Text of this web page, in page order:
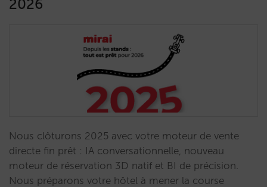
2026
Nous clôturons 2025 avec votre moteur de vente
directe fin prêt : IA conversationnelle, nouveau
moteur de réservation 3D natif et BI de précision.
Nous préparons votre hôtel à mener la course